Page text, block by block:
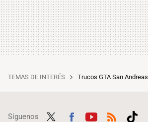
TEMAS DE INTERÉS Trucos GTA San Andreas
Síguenos